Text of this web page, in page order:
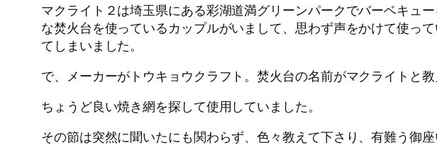
マクライト２は埼玉県にある彩湖道満グリーンパークでバーベキュ
な焚火台を使っているカップルがいまして、思わず声をかけて使っ
てしまいました。
で、メーカーがトウキョウクラフト。焚火台の名前がマクライトと教
ちょうど良い焼き網を探して使用していました。
その節は突然に聞いたにも関わらず、色々教えて下さり、有難う御座